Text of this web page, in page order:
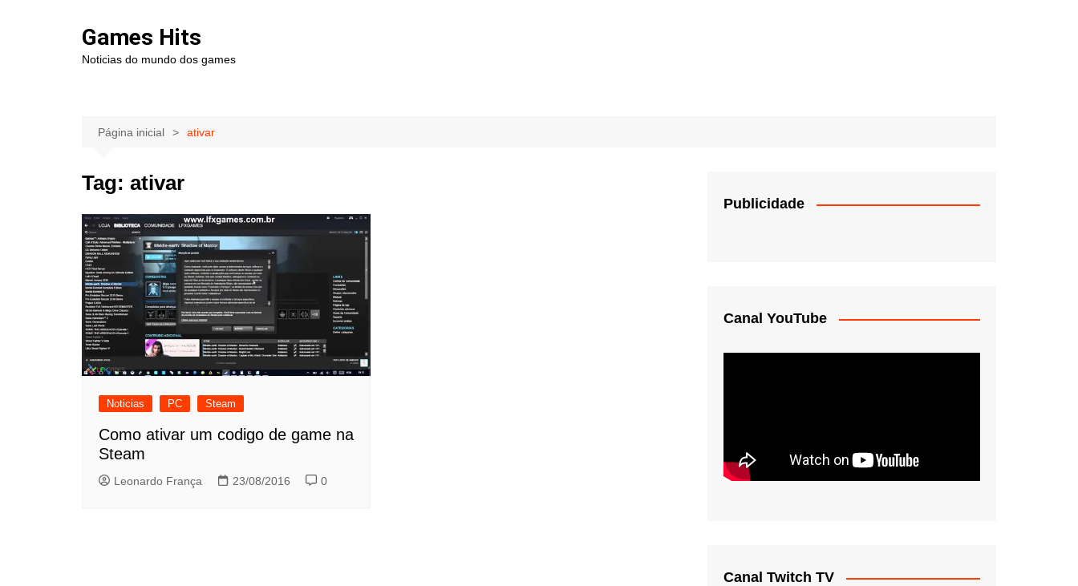
Games Hits
Noticias do mundo dos games
Página inicial ativar
Tag: ativar
Noticias PC Steam
Como ativar um codigo de game na
Steam
Leonardo França 23/08/2016 0
Publicidade
Canal YouTube
Canal Twitch TV